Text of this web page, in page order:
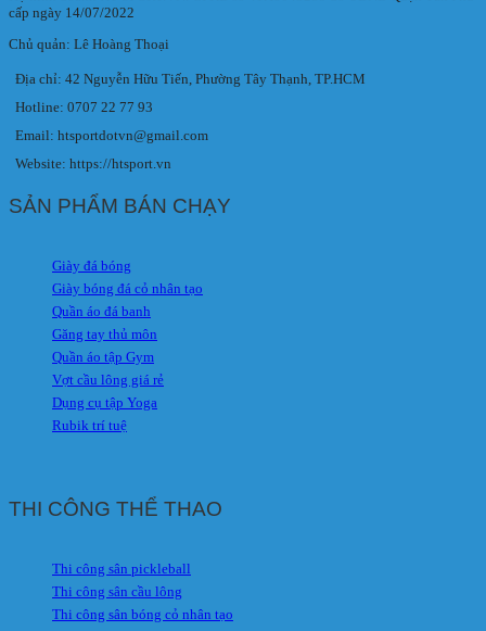
cấp ngày 14/07/2022
Chủ quản: Lê Hoàng Thoại
Địa chỉ: 42 Nguyễn Hữu Tiến, Phường Tây Thạnh, TP.HCM
Hotline: 0707 22 77 93
Email: htsportdotvn@gmail.com
Website: https://htsport.vn
SẢN PHẨM BÁN CHẠY
Giày đá bóng
Giày bóng đá cỏ nhân tạo
Quần áo đá banh
Găng tay thủ môn
Quần áo tập Gym
Vợt cầu lông giá rẻ
Dụng cụ tập Yoga
Rubik trí tuệ
THI CÔNG THỂ THAO
Thi công sân pickleball
Thi công sân cầu lông
Thi công sân bóng cỏ nhân tạo